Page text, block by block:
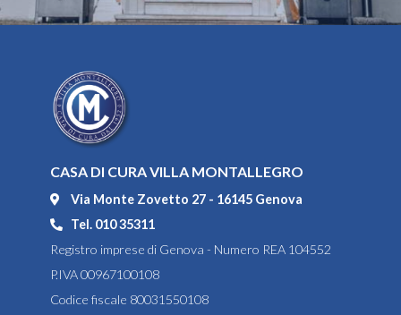
CASA DI CURA VILLA MONTALLEGRO
Via Monte Zovetto 27 - 16145 Genova
Tel. 010 35311
Registro imprese di Genova - Numero REA 104552
P.IVA 00967100108
Codice fiscale 80031550108